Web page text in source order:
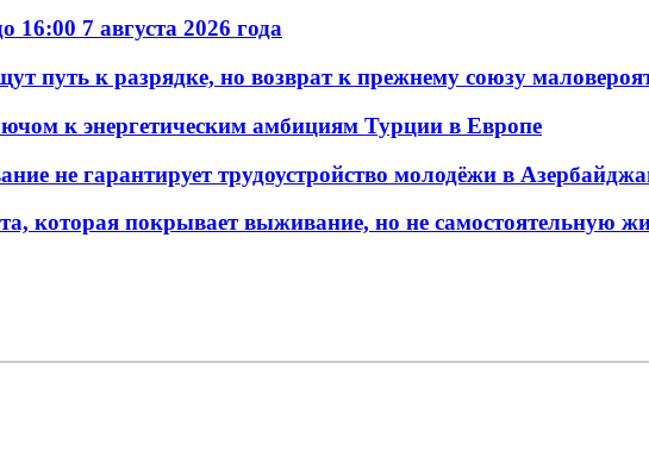
16:00 7 августа 2026 года
путь к разрядке, но возврат к прежнему союзу
к энергетическим амбициям Турции в Европе
не гарантирует трудоустройство молодёжи в
которая покрывает выживание, но не самостоятельную